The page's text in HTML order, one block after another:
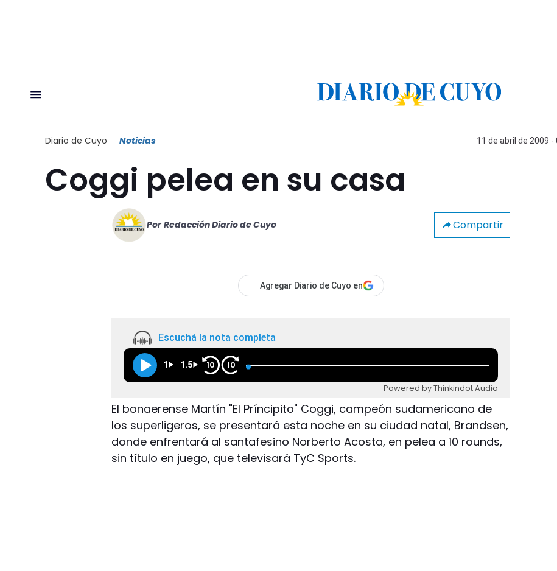
Diario de Cuyo Noticias 11 de abril de 2009 -
Coggi pelea en su casa
Por Redacción Diario de Cuyo Compartir
Agregar Diario de Cuyo en
Escuchá la nota completa
1 1.5 10 10
Powered by Thinkindot Audio
El bonaerense Martín "El Príncipito" Coggi, campeón sudamericano de
los superligeros, se presentará esta noche en su ciudad natal, Brandsen,
donde enfrentará al santafesino Norberto Acosta, en pelea a 10 rounds,
sin título en juego, que televisará TyC Sports.